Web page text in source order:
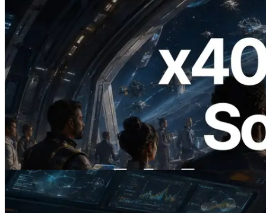
2026.07.04
ERPC ra mắt Solana RPC hỗ trợ x402 —
Mở ra thời đại AI Agent trả tiền theo nhu
cầu cho API cần dùng
Đọc bài viết này